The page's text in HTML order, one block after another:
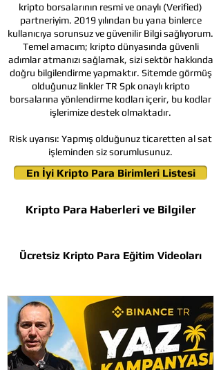
Ücretsiz Kripto Para Eğitim Videoları
Kripto Para Haberleri ve Bilgiler
En İyi Kripto Para Birimleri Listesi
kripto borsalarının resmi ve onaylı (Verified)
partneriyim. 2019 yılından bu yana binlerce
kullanıcıya sorunsuz ve güvenilir Bilgi sağlıyorum.
Temel amacım; kripto dünyasında güvenli
adımlar atmanızı sağlamak, sizi sektör hakkında
doğru bilgilendirme yapmaktır. Sitemde görmüş
olduğunuz linkler TR Spk onaylı kripto
borsalarına yönlendirme kodları içerir, bu kodlar
işlerimize destek olmaktadır.
Risk uyarısı: Yapmış olduğunuz ticaretten al sat
işleminden siz sorumlusunuz.